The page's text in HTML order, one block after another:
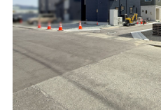
分譲地を探す
モデルハウス・ショールーム
イベント情報